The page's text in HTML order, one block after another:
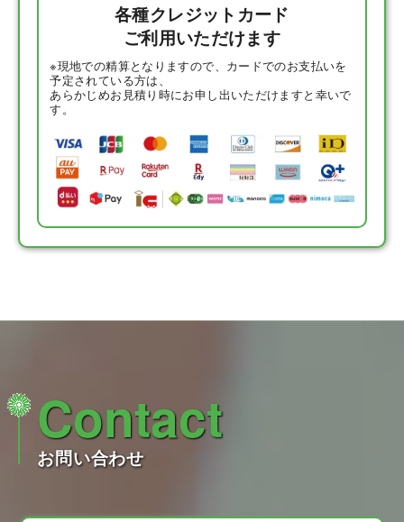
各種クレジットカード
ご利用いただけます
※現地での精算となりますので、カードでのお支払いを
予定されている方は、
あらかじめお見積り時にお申し出いただけますと幸いで
す。
Contact
お問い合わせ